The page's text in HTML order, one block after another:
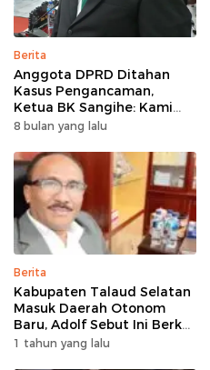
Berita
Anggota DPRD Ditahan
Kasus Pengancaman,
Ketua BK Sangihe: Kami
Prihatin, Tapi Hormati
8 bulan yang lalu
Berita
Kabupaten Talaud Selatan
Masuk Daerah Otonom
Baru, Adolf Sebut Ini Berkat
Dukungan Dari Berbagai
1 tahun yang lalu